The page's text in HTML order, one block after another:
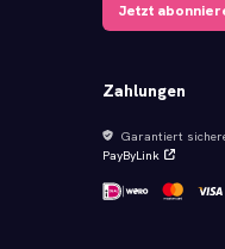
Jetzt
Zahlungen
Garantiert
PayByLink